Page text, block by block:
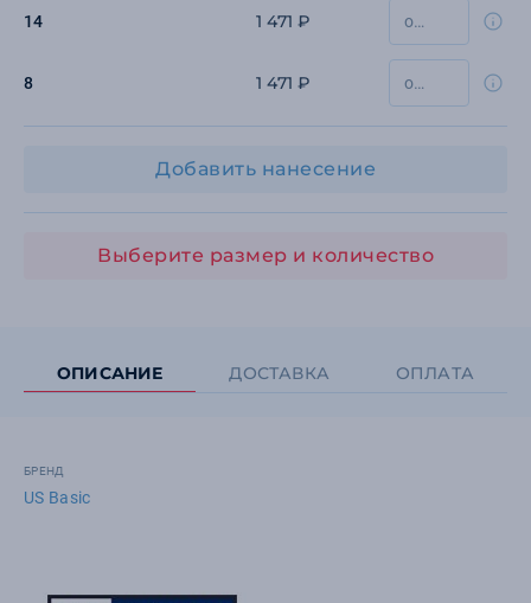
14 1 471 ₽
8 1 471 ₽
Добавить нанесение
Выберите размер и количество
ОПИСАНИЕ ДОСТАВКА ОПЛАТА
БРЕНД
US Basic